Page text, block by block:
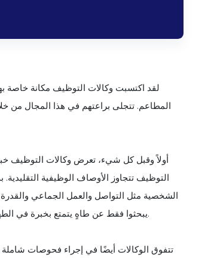
لقد اكتسبت وكالات التوظيف مكانة خاصة
المطاعم. تتجلى براعتهم في هذا المجال من
أولاً وقبل كل شيء، تعرض وكالات التوظيف
التوظيف تتجاوز الأوصاف الوظيفية
الشخصية مثل التواصل والعمل الجماعي
يبحثوا فقط عن طاهٍ يتمتع بخبرة في الطهي ولكن أيضًا عن طاهٍ يمكنه أيضًا الازدهار في بيئة الضغط العالي لمطبخ مزدحم.
تتفوق الوكالات أيضًا في إجراء فحوصات